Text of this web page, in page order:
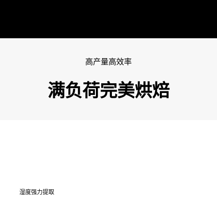
高产量高效率
满负荷完美烘焙
湿度强力提取